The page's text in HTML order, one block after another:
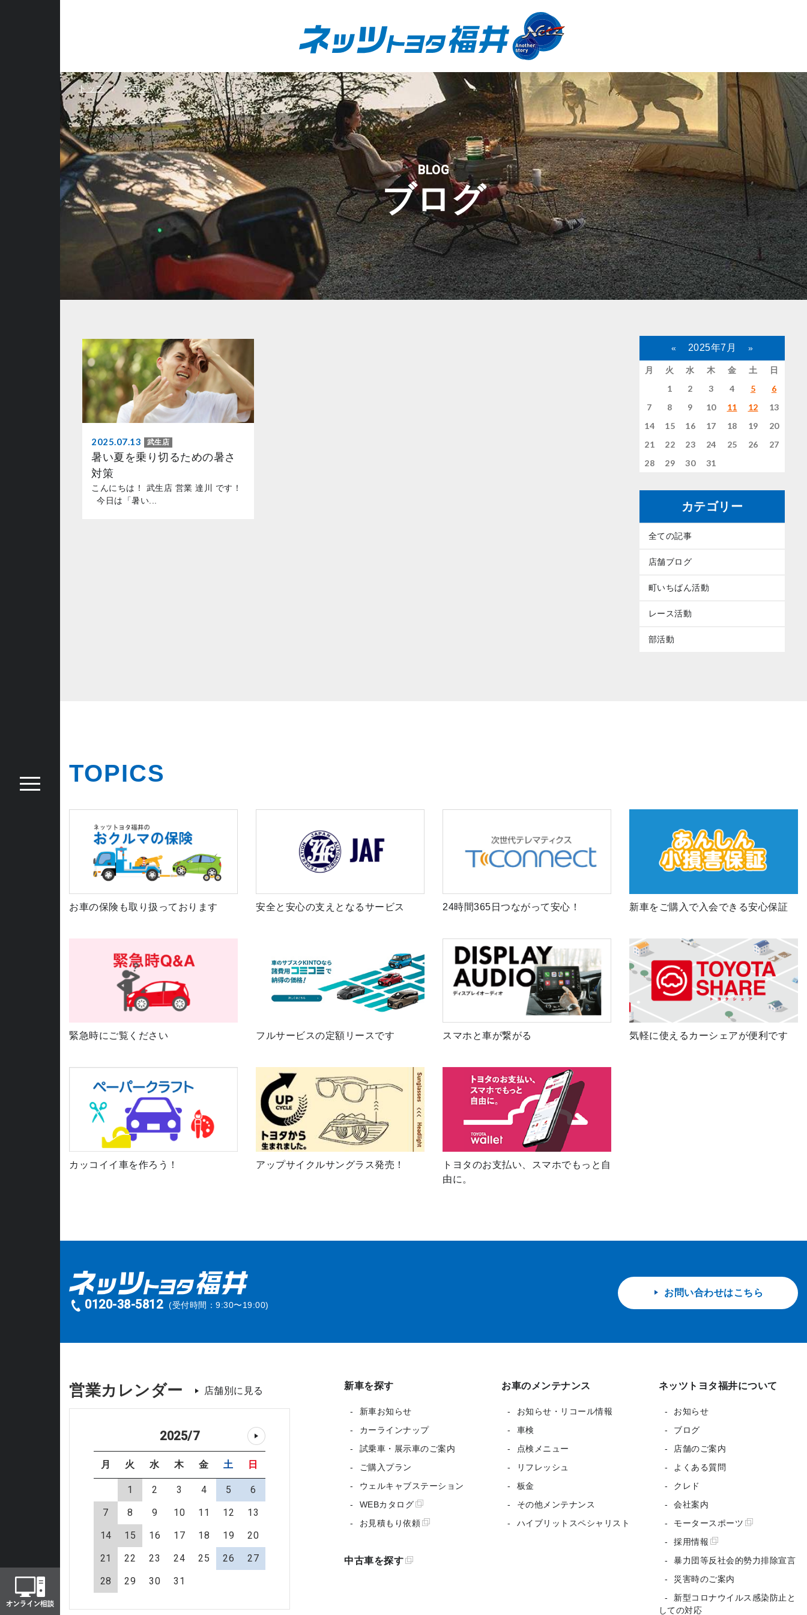
トップ ブログ
BLOG
ブログ
2025.07.13 武生店
暑い夏を乗り切るための暑さ
対策
こんにちは！ 武生店 営業 達川 です！
今日は「暑い...
« 2025年7月 »
月 火 水 木 金 土
日
1
2 3 4 5
6
7
8 9 10 11 12
13
14
15 16 17 18 19
20
21
22 23 24 25 26
27
28
29 30 31
カテゴリー
全ての記事
店舗ブログ
町いちばん活動
レース活動
部活動
TOPICS
お車の保険も取り扱っております 安全と安心の支えとなるサービス 24時間365日つながって安心！ 新車をご購入で入会できる安心保証
緊急時にご覧ください フルサービスの定額リースです スマホと車が繋がる 気軽に使えるカーシェアが便利です
カッコイイ車を作ろう！ アップサイクルサングラス発売！
トヨタのお支払い、スマホでもっと自
由に。
0120-38-5812 (受付時間：9:30〜19:00)
お問い合わせはこちら
営業カレンダー 店舗別に見る
2025/7
月 火 水 木 金 土 日
1 2 3 4 5
6
7
8 9 10 11 12
13
14
15 16 17 18 19
20
21
22 23 24 25 26
27
28
29 30 31
新車を探す
新車お知らせ
カーラインナップ
試乗車・展示車のご案内
ご購入プラン
ウェルキャブステーション
WEBカタログ
お見積もり依頼
中古車を探す
お車のメンテナンス
お知らせ・リコール情報
車検
点検メニュー
リフレッシュ
板金
その他メンテナンス
ハイブリットスペシャリスト
ネッツトヨタ福井について
お知らせ
ブログ
店舗のご案内
よくある質問
クレド
会社案内
モータースポーツ
採用情報
暴力団等反社会的勢力排除宣言
災害時のご案内
新型コロナウイルス感染防止と
しての対応